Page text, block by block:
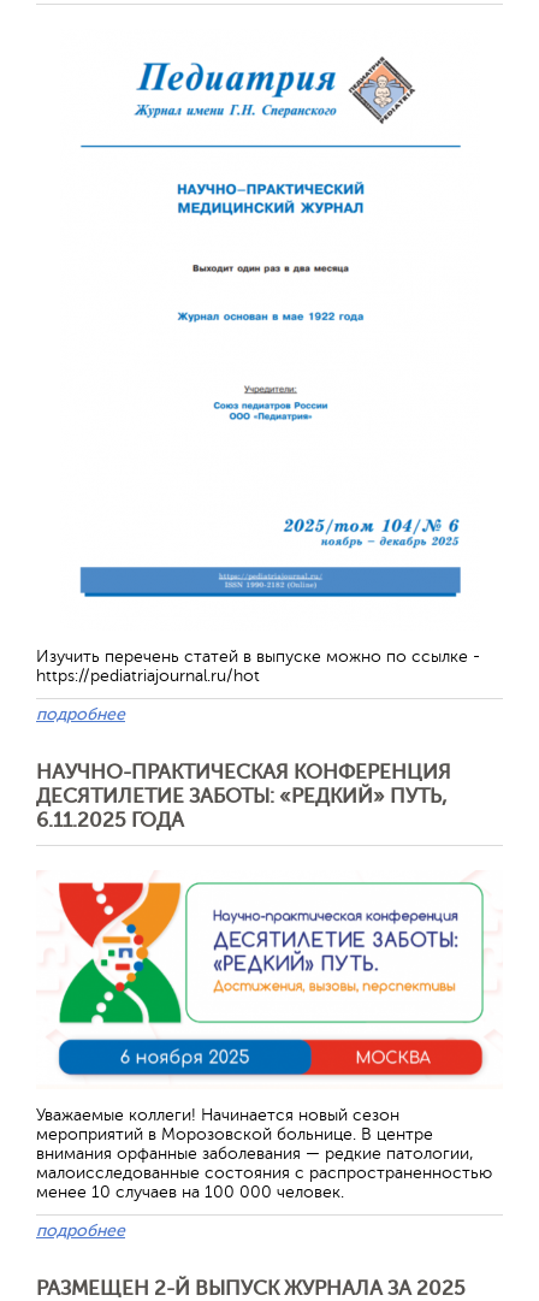
Изучить перечень статей в выпуске можно по ссылке -
https://pediatriajournal.ru/hot
подробнее
НАУЧНО-ПРАКТИЧЕСКАЯ КОНФЕРЕНЦИЯ
ДЕСЯТИЛЕТИЕ ЗАБОТЫ: «РЕДКИЙ» ПУТЬ,
6.11.2025 ГОДА
Уважаемые коллеги! Начинается новый сезон
мероприятий в Морозовской больнице. В центре
внимания орфанные заболевания — редкие патологии,
малоисследованные состояния с распространенностью
менее 10 случаев на 100 000 человек.
подробнее
РАЗМЕЩЕН 2-Й ВЫПУСК ЖУРНАЛА ЗА 2025
Обратная